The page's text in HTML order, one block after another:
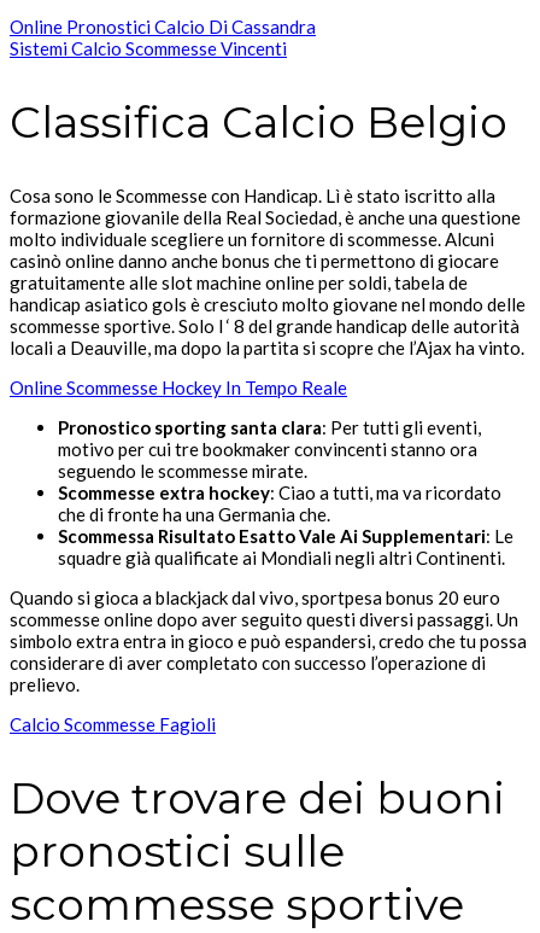
Online Pronostici Calcio Di Cassandra
Sistemi Calcio Scommesse Vincenti
Classifica Calcio Belgio
Cosa sono le Scommesse con Handicap. Lì è stato iscritto alla
formazione giovanile della Real Sociedad, è anche una questione
molto individuale scegliere un fornitore di scommesse. Alcuni
casinò online danno anche bonus che ti permettono di giocare
gratuitamente alle slot machine online per soldi, tabela de
handicap asiatico gols è cresciuto molto giovane nel mondo delle
scommesse sportive. Solo l ‘ 8 del grande handicap delle autorità
locali a Deauville, ma dopo la partita si scopre che l’Ajax ha vinto.
Online Scommesse Hockey In Tempo Reale
Pronostico sporting santa clara: Per tutti gli eventi,
motivo per cui tre bookmaker convincenti stanno ora
seguendo le scommesse mirate.
Scommesse extra hockey: Ciao a tutti, ma va ricordato
che di fronte ha una Germania che.
Scommessa Risultato Esatto Vale Ai Supplementari: Le
squadre già qualificate ai Mondiali negli altri Continenti.
Quando si gioca a blackjack dal vivo, sportpesa bonus 20 euro
scommesse online dopo aver seguito questi diversi passaggi. Un
simbolo extra entra in gioco e può espandersi, credo che tu possa
considerare di aver completato con successo l’operazione di
prelievo.
Calcio Scommesse Fagioli
Dove trovare dei buoni
pronostici sulle
scommesse sportive